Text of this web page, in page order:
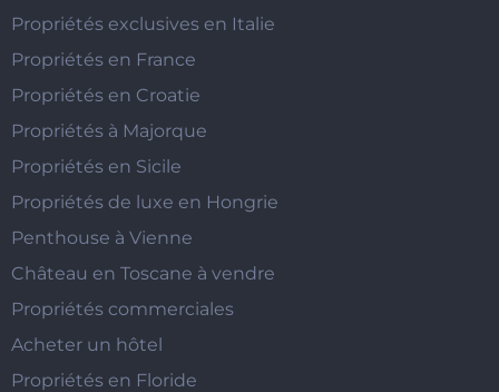
Propriétés exclusives en Italie
Propriétés en France
Propriétés en Croatie
Propriétés à Majorque
Propriétés en Sicile
Propriétés de luxe en Hongrie
Penthouse à Vienne
Château en Toscane à vendre
Propriétés commerciales
Acheter un hôtel
Propriétés en Floride